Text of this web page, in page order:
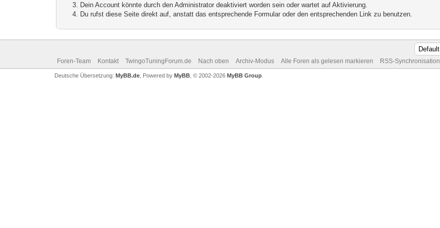
Dein Account könnte durch den Administrator deaktiviert worden sein oder wartet auf Aktivierung.
Du rufst diese Seite direkt auf, anstatt das entsprechende Formular oder den entsprechenden Link zu benutzen.
Foren-Team Kontakt TwingoTuningForum.de Nach oben Archiv-Modus Alle Foren als gelesen markieren RSS-Synchronisation
Deutsche Übersetzung: MyBB.de, Powered by MyBB, © 2002-2026 MyBB Group.